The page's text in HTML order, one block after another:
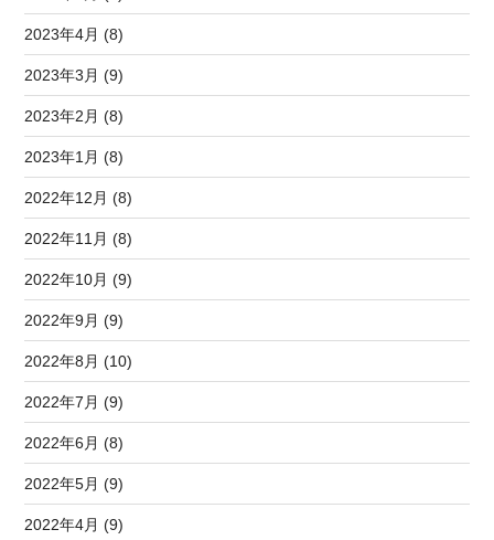
2023年4月 (8)
2023年3月 (9)
2023年2月 (8)
2023年1月 (8)
2022年12月 (8)
2022年11月 (8)
2022年10月 (9)
2022年9月 (9)
2022年8月 (10)
2022年7月 (9)
2022年6月 (8)
2022年5月 (9)
2022年4月 (9)